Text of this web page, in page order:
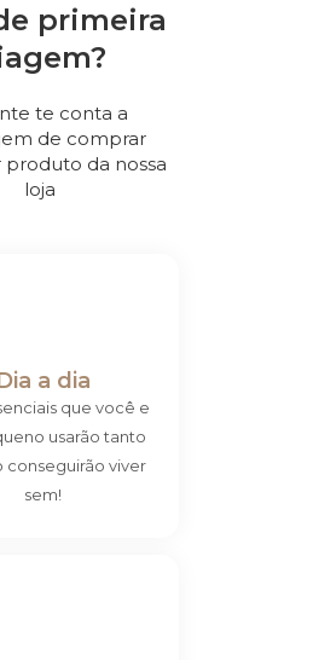
primeira
te conta a
de comprar
da nossa
loja
a dia
que você e
usarão tanto
conseguirão viver
sem!